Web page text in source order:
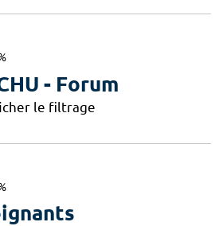
- Forum
le filtrage